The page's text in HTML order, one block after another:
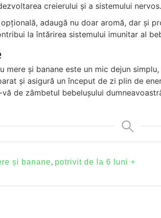
creierului și a sistemului nervos.
adaugă nu doar aromă, dar și
la întărirea sistemului imunitar al
mere și banane este un mic dejun
și asigură un început de zi plin de
de zâmbetul bebelușului
și banane, potrivit de la 6 luni +